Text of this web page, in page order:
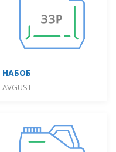
НАБОБ
AVGUST